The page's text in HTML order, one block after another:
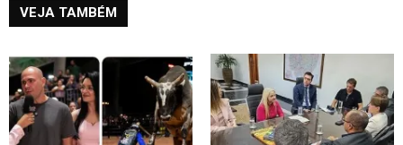
VEJA TAMBÉM